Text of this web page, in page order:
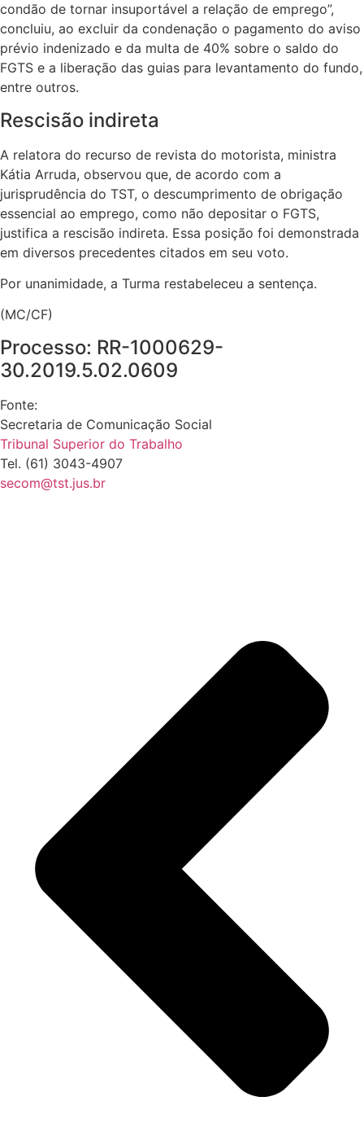
condão de tornar insuportável a relação de emprego”,
concluiu, ao excluir da condenação o pagamento do aviso
prévio indenizado e da multa de 40% sobre o saldo do
FGTS e a liberação das guias para levantamento do fundo,
entre outros.
Rescisão indireta
A relatora do recurso de revista do motorista, ministra
Kátia Arruda, observou que, de acordo com a
jurisprudência do TST, o descumprimento de obrigação
essencial ao emprego, como não depositar o FGTS,
justifica a rescisão indireta. Essa posição foi demonstrada
em diversos precedentes citados em seu voto.
Por unanimidade, a Turma restabeleceu a sentença.
(MC/CF)
Processo: RR-1000629-
30.2019.5.02.0609
Fonte:
Secretaria de Comunicação Social
Tribunal Superior do Trabalho
Tel. (61) 3043-4907
secom@tst.jus.br